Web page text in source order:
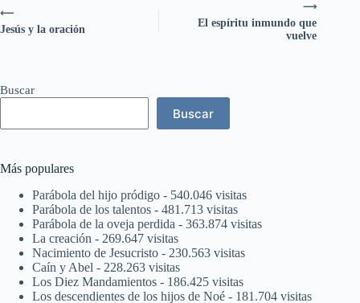
⟶
El espíritu inmundo que
vuelve
⟵
Jesús y la oración
Buscar
Buscar
Más populares
Parábola del hijo pródigo - 540.046 visitas
Parábola de los talentos - 481.713 visitas
Parábola de la oveja perdida - 363.874 visitas
La creación - 269.647 visitas
Nacimiento de Jesucristo - 230.563 visitas
Caín y Abel - 228.263 visitas
Los Diez Mandamientos - 186.425 visitas
Los descendientes de los hijos de Noé - 181.704 visitas